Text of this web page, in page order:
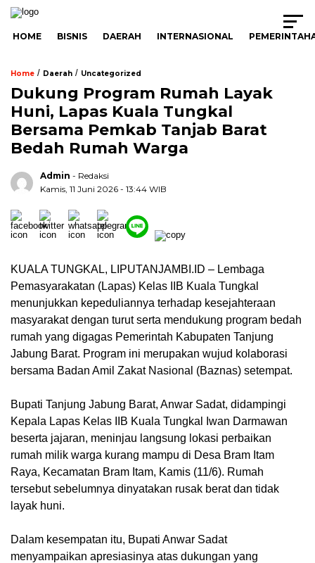
HOME BISNIS DAERAH INTERNASIONAL
Home / Daerah / Uncategorized
Dukung Program Rumah Layak
Huni, Lapas Kuala Tungkal
Bersama Pemkab Tanjab Barat
Bedah Rumah Warga
Admin - Redaksi
Kamis, 11 Juni 2026 - 13:44 WIB
KUALA TUNGKAL, LIPUTANJAMBI.ID – Lembaga
Pemasyarakatan (Lapas) Kelas IIB Kuala Tungkal
menunjukkan kepeduliannya terhadap kesejahteraan
masyarakat dengan turut serta mendukung program bedah
rumah yang digagas Pemerintah Kabupaten Tanjung
Jabung Barat. Program ini merupakan wujud kolaborasi
bersama Badan Amil Zakat Nasional (Baznas) setempat.
Bupati Tanjung Jabung Barat, Anwar Sadat, didampingi
Kepala Lapas Kelas IIB Kuala Tungkal Iwan Darmawan
beserta jajaran, meninjau langsung lokasi perbaikan
rumah milik warga kurang mampu di Desa Bram Itam
Raya, Kecamatan Bram Itam, Kamis (11/6). Rumah
tersebut sebelumnya dinyatakan rusak berat dan tidak
layak huni.
Dalam kesempatan itu, Bupati Anwar Sadat
menyampaikan apresiasinya atas dukungan yang